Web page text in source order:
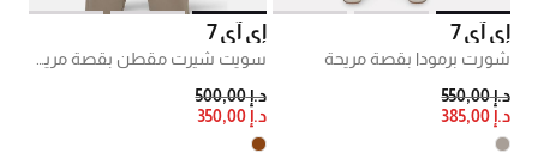
إي آي 7
شورت برمودا بقصة مريحة
PRICE REDUCED FROM
د.إ 550,00
د.إ 385,00
إي آي 7
PRICE REDUCED FROM
د.إ 500,00
د.إ 350,00